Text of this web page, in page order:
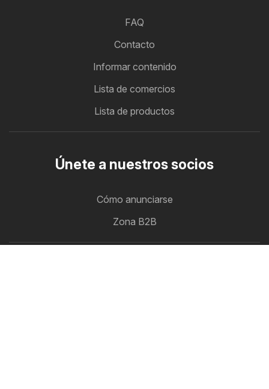
FAQ
Contacto
Informar contenido
Lista de comercios
Lista de productos
Únete a nuestros socios
Cómo anunciarse
Zona B2B